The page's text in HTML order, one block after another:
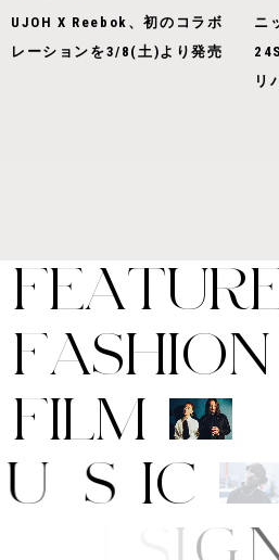
UJOH X Reebok、初のコラボ
レーションを3/8(土)より発売
ニ
リ
FEATUR
FASHION
FILM
M US IC
D E S